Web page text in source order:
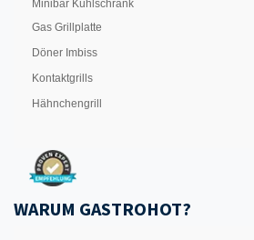
Minibar Kühlschrank
Gas Grillplatte
Döner Imbiss
Kontaktgrills
Hähnchengrill
WARUM GASTROHOT?